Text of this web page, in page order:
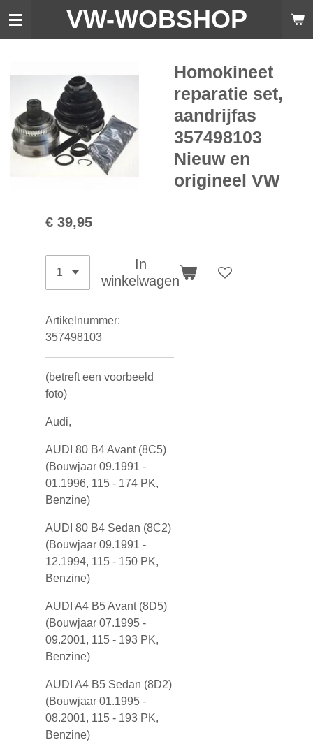
Ga
hoofdinhoud
VW-WOBSHOP
Homokineet
reparatie set,
aandrijfas
357498103
Nieuw en
origineel VW
€ 39,95
In
winkelwagen
Artikelnummer:
357498103
(betreft een voorbeeld
foto)
Audi,
AUDI 80 B4 Avant (8C5)
(Bouwjaar 09.1991 -
01.1996, 115 - 174 PK,
Benzine)
AUDI 80 B4 Sedan (8C2)
(Bouwjaar 09.1991 -
12.1994, 115 - 150 PK,
Benzine)
AUDI A4 B5 Avant (8D5)
(Bouwjaar 07.1995 -
09.2001, 115 - 193 PK,
Benzine)
AUDI A4 B5 Sedan (8D2)
(Bouwjaar 01.1995 -
08.2001, 115 - 193 PK,
Benzine)